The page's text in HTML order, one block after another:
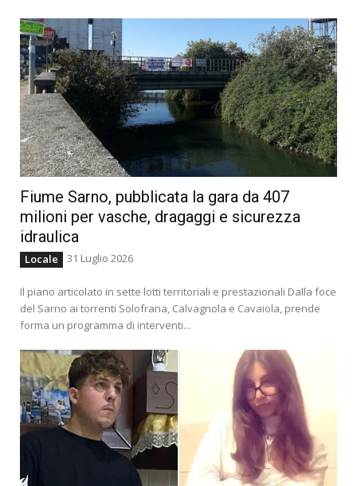
Fiume Sarno, pubblicata la gara da 407
milioni per vasche, dragaggi e sicurezza
idraulica
Locale 31 Luglio 2026
Il piano articolato in sette lotti territoriali e prestazionali Dalla foce
del Sarno ai torrenti Solofrana, Calvagnola e Cavaiola, prende
forma un programma di interventi...